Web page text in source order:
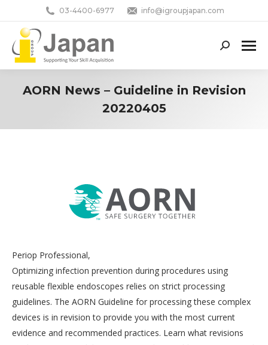
03-4400-6977 info@igroupjapan.com
Search:
AORN News – Guideline in Revision
20220405
Periop Professional,
Optimizing infection prevention during procedures using
reusable flexible endoscopes relies on strict processing
guidelines. The AORN Guideline for processing these complex
devices is in revision to provide you with the most current
evidence and recommended practices. Learn what revisions